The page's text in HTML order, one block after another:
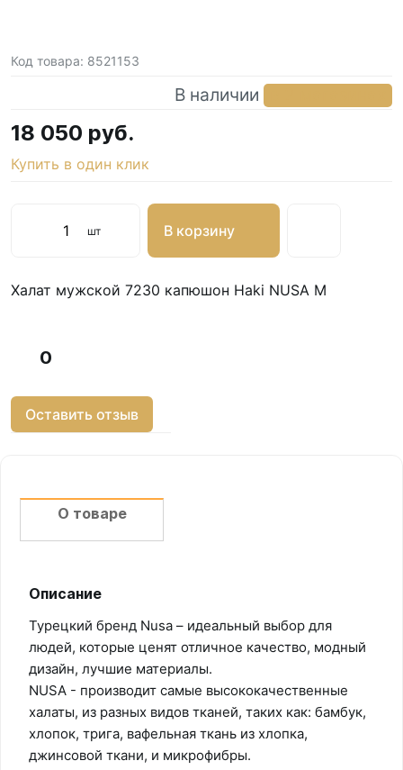
Код товара: 8521153
В наличии
18 050 руб.
Купить в один клик
шт В корзину
Халат мужской 7230 капюшон Haki NUSA M
0
Оставить отзыв
О товаре
Описание
Турецкий бренд Nusa – идеальный выбор для
людей, которые ценят отличное качество, модный
дизайн, лучшие материалы.
NUSA - производит самые высококачественные
халаты, из разных видов тканей, таких как: бамбук,
хлопок, трига, вафельная ткань из хлопка,
джинсовой ткани, и микрофибры.